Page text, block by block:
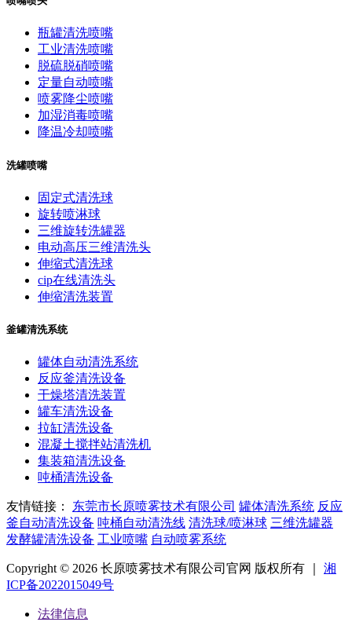
瓶罐清洗喷嘴
工业清洗喷嘴
脱硫脱硝喷嘴
定量自动喷嘴
喷雾降尘喷嘴
加湿消毒喷嘴
降温冷却喷嘴
洗罐喷嘴
固定式清洗球
旋转喷淋球
三维旋转洗罐器
电动高压三维清洗头
伸缩式清洗球
cip在线清洗头
伸缩清洗装置
釜罐清洗系统
罐体自动清洗系统
反应釜清洗设备
干燥塔清洗装置
罐车清洗设备
拉缸清洗设备
混凝土搅拌站清洗机
集装箱清洗设备
吨桶清洗设备
友情链接： 东莞市长原喷雾技术有限公司 罐体清洗系统 反应
釜自动清洗设备 吨桶自动清洗线 清洗球/喷淋球 三维洗罐器
发酵罐清洗设备 工业喷嘴 自动喷雾系统
Copyright © 2026 长原喷雾技术有限公司官网 版权所有 ｜ 湘
ICP备2022015049号
法律信息